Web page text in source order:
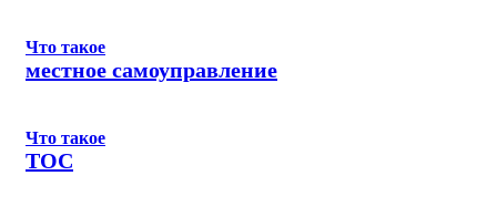
Что такое
местное самоуправление
Что такое
ТОС